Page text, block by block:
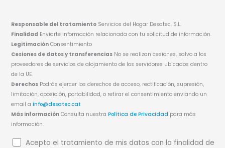
Responsable del tratamiento Servicios del Hogar Desatec, S.L.
Finalidad Enviarte información relacionada con tu solicitud de información.
Legitimación Consentimiento
Cesiones de datos y transferencias No se realizan cesiones, salvo a los
proveedores de servicios de alojamiento de los servidores ubicados dentro
de la UE.
Derechos Podrás ejercer los derechos de acceso, rectificación, supresión,
limitación, oposición, portabilidad, o retirar el consentimiento enviando un
email a info@desatec.cat
Más información Consulta nuestra Política de Privacidad para más
información.
Acepto el tratamiento de mis datos con la finalidad de